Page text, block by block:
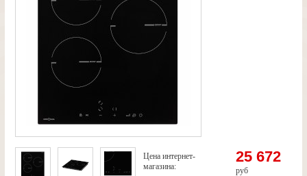
Цена интернет-
магазина:
25 672
руб